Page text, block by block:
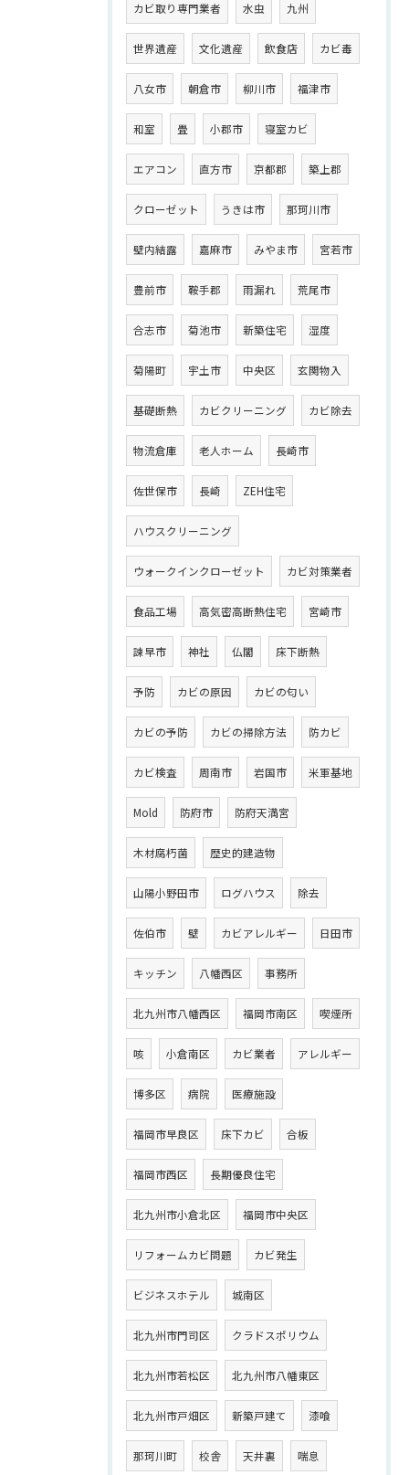
カビ取り専門業者 水虫 九州
世界遺産 文化遺産 飲食店 カビ毒
八女市 朝倉市 柳川市 福津市
和室 畳 小郡市 寝室カビ
エアコン 直方市 京都郡 築上郡
クローゼット うきは市 那珂川市
壁内結露 嘉麻市 みやま市 宮若市
豊前市 鞍手郡 雨漏れ 荒尾市
合志市 菊池市 新築住宅 湿度
菊陽町 宇土市 中央区 玄関物入
基礎断熱 カビクリーニング カビ除去
物流倉庫 老人ホーム 長崎市
佐世保市 長崎 ZEH住宅
ハウスクリーニング
ウォークインクローゼット カビ対策業者
食品工場 高気密高断熱住宅 宮崎市
諫早市 神社 仏閣 床下断熱
予防 カビの原因 カビの匂い
カビの予防 カビの掃除方法 防カビ
カビ検査 周南市 岩国市 米軍基地
Mold 防府市 防府天満宮
木材腐朽菌 歴史的建造物
山陽小野田市 ログハウス 除去
佐伯市 壁 カビアレルギー 日田市
キッチン 八幡西区 事務所
北九州市八幡西区 福岡市南区 喫煙所
咳 小倉南区 カビ業者 アレルギー
博多区 病院 医療施設
福岡市早良区 床下カビ 合板
福岡市西区 長期優良住宅
北九州市小倉北区 福岡市中央区
リフォームカビ問題 カビ発生
ビジネスホテル 城南区
北九州市門司区 クラドスポリウム
北九州市若松区 北九州市八幡東区
北九州市戸畑区 新築戸建て 漆喰
那珂川町 校舎 天井裏 喘息